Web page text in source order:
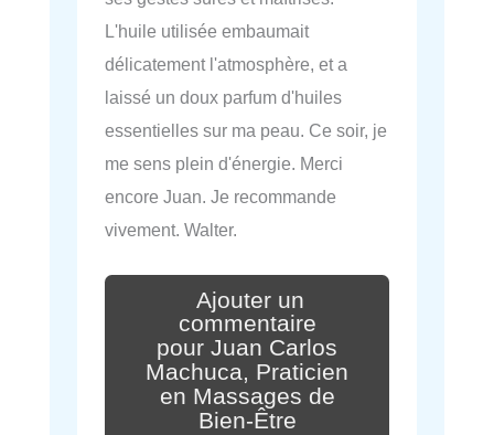
L'huile utilisée embaumait
délicatement l'atmosphère, et a
laissé un doux parfum d'huiles
essentielles sur ma peau. Ce soir, je
me sens plein d'énergie. Merci
encore Juan. Je recommande
vivement. Walter.
Ajouter un
commentaire
pour Juan Carlos
Machuca, Praticien
en Massages de
Bien-Être